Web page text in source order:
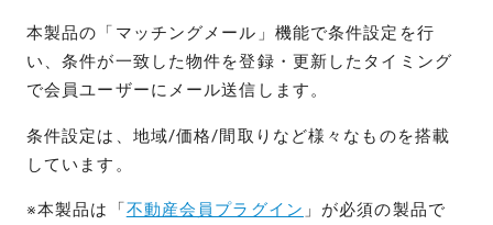
本製品の「マッチングメール」機能で条件設定を行
い、条件が一致した物件を登録・更新したタイミング
で会員ユーザーにメール送信します。
条件設定は、地域/価格/間取りなど様々なものを搭載
しています。
※本製品は「不動産会員プラグイン 」が必須の製品で